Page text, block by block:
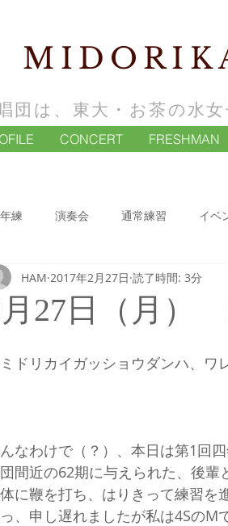
団は、東大・お茶の水
CONCERT FRESHMAN
練 演奏会 通常練習 イベ
演奏会
27日（月）
HAM 2017年2月27日 読了時間: 3分
ミドリカイガッショウダンハ、ワ
なわけで（？）、本日は第1回四
間近の62期に与えられた、後
に鞭を打ち、はりきって練習を
、申し遅れましたが私は4SのM